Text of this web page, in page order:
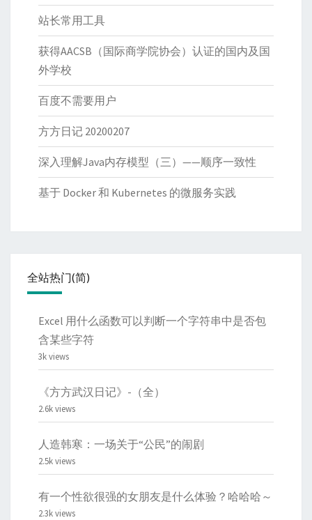
站长常用工具
获得AACSB（国际商学院协会）认证的国内及国
外学校
百度不需要用户
方方日记 20200207
深入理解Java内存模型（三）——顺序一致性
基于 Docker 和 Kubernetes 的微服务实践
全站热门(简)
Excel 用什么函数可以判断一个字符串中是否包
含某些字符
3k views
《方方武汉日记》-（全）
2.6k views
人造韩寒：一场关于“公民”的闹剧
2.5k views
有一个性欲很强的女朋友是什么体验？哈哈哈～
2.3k views